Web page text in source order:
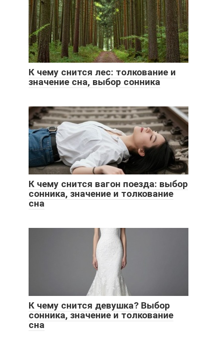
К чему снится лес: толкование и
значение сна, выбор сонника
К чему снится вагон поезда: выбор
сонника, значение и толкование
сна
К чему снится девушка? Выбор
сонника, значение и толкование
сна